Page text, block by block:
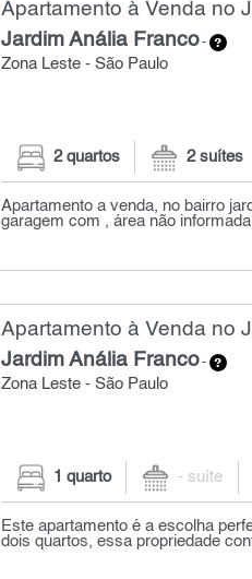
Apartamento à Venda no
Jardim Anália Franco-
Zona Leste - São Paulo
2 quartos 2 suítes
Apartamento a venda, no bairro
garagem com , área não
Apartamento à Venda no
Jardim Anália Franco-
Zona Leste - São Paulo
1 quarto - suíte
Este apartamento é a escolha
dois quartos, essa propriedade